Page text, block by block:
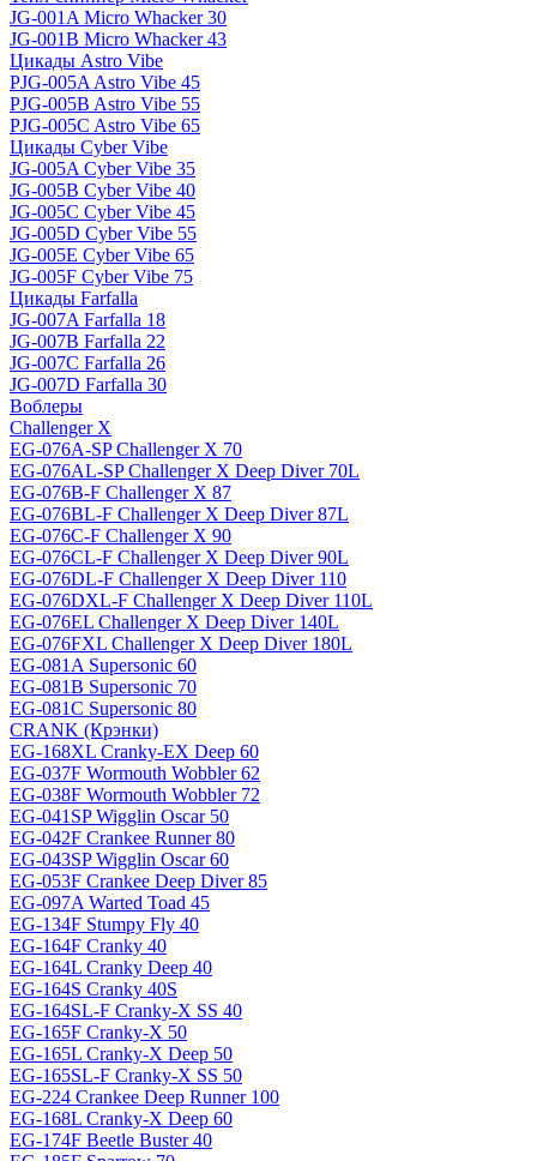
JG-001A Micro Whacker 30
JG-001B Micro Whacker 43
Цикады Astro Vibe
PJG-005A Astro Vibe 45
PJG-005B Astro Vibe 55
PJG-005C Astro Vibe 65
Цикады Cyber Vibe
JG-005A Cyber Vibe 35
JG-005B Cyber Vibe 40
JG-005C Cyber Vibe 45
JG-005D Cyber Vibe 55
JG-005E Cyber Vibe 65
JG-005F Cyber Vibe 75
Цикады Farfalla
JG-007A Farfalla 18
JG-007B Farfalla 22
JG-007C Farfalla 26
JG-007D Farfalla 30
Воблеры
Challenger X
EG-076A-SP Challenger X 70
EG-076AL-SP Challenger X Deep Diver 70L
EG-076B-F Challenger X 87
EG-076BL-F Challenger X Deep Diver 87L
EG-076C-F Challenger X 90
EG-076CL-F Challenger X Deep Diver 90L
EG-076DL-F Challenger X Deep Diver 110
EG-076DXL-F Challenger X Deep Diver 110L
EG-076EL Challenger X Deep Diver 140L
EG-076FXL Challenger X Deep Diver 180L
EG-081A Supersonic 60
EG-081B Supersonic 70
EG-081C Supersonic 80
CRANK (Крэнки)
EG-168XL Cranky-EX Deep 60
EG-037F Wormouth Wobbler 62
EG-038F Wormouth Wobbler 72
EG-041SP Wigglin Oscar 50
EG-042F Crankee Runner 80
EG-043SP Wigglin Oscar 60
EG-053F Crankee Deep Diver 85
EG-097A Warted Toad 45
EG-134F Stumpy Fly 40
EG-164F Cranky 40
EG-164L Cranky Deep 40
EG-164S Cranky 40S
EG-164SL-F Cranky-X SS 40
EG-165F Cranky-X 50
EG-165L Cranky-X Deep 50
EG-165SL-F Cranky-X SS 50
EG-224 Crankee Deep Runner 100
EG-168L Cranky-X Deep 60
EG-174F Beetle Buster 40